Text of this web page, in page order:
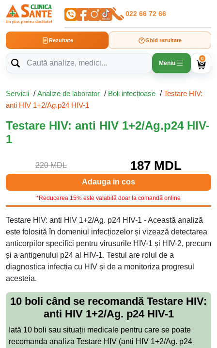
022 66 72 66
Rezultate Ghid rezultate
Meniu
0
Servicii /Analize de laborator / Boli infecțioase /Testare HIV:
anti HIV 1+2/Ag.p24 HIV-1
Testare HIV: anti HIV 1+2/Ag.p24 HIV-
1
220 MDL 187 MDL
Adauga in cos
*Reducerea 15% este valabilă doar la comandă online
Testare HIV: anti HIV 1+2/Ag. p24 HIV-1 - Această analiză
este folosită în domeniul infecțiozelor și vizează detectarea
anticorpilor specifici pentru virusurile HIV-1 și HIV-2, precum
și a antigenului p24 al HIV-1. Testul are rolul de a
diagnostica infecția cu HIV și de a monitoriza progresul
acesteia.
10 boli când se recomandă Testare HIV:
anti HIV 1+2/Ag. p24 HIV-1
Iată 10 boli sau situații medicale pentru care se poate
recomanda analiza Testare HIV (anti HIV 1+2/Ag. p24